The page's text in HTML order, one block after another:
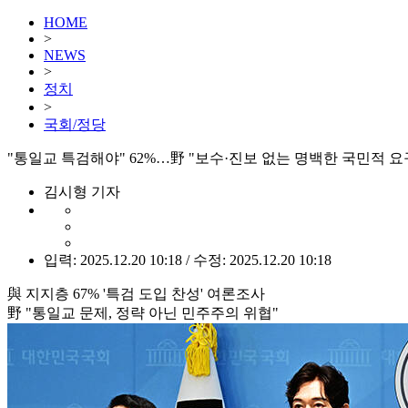
HOME
>
NEWS
>
정치
>
국회/정당
"통일교 특검해야" 62%…野 "보수·진보 없는 명백한 국민적 요
김시형 기자
입력: 2025.12.20 10:18 / 수정: 2025.12.20 10:18
與 지지층 67% '특검 도입 찬성' 여론조사
野 "통일교 문제, 정략 아닌 민주주의 위협"